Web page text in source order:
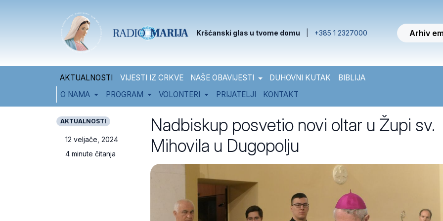
Kršćanski glas u tvome domu +385 1 2327000 Arhiv
AKTUALNOSTI VIJESTI IZ CRKVE NAŠE OBAVIJESTI DUHOVNI KUTAK
BIBLIJA
O NAMA
PROGRAM VOLONTERI PRIJATELJI KONTAKT
AKTUALNOSTI
12 veljače, 2024
4 minute čitanja
Nadbiskup posvetio novi oltar u Župi sv.
Mihovila u Dugopolju